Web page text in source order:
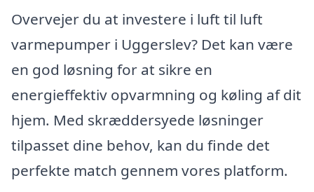
Overvejer du at investere i luft til luft
varmepumper i Uggerslev? Det kan være
en god løsning for at sikre en
energieffektiv opvarmning og køling af dit
hjem. Med skræddersyede løsninger
tilpasset dine behov, kan du finde det
perfekte match gennem vores platform.